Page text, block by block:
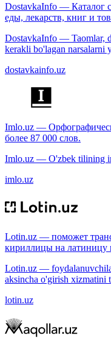
DostavkaInfo — Каталог
еды, лекарств, книг и
DostavkaInfo — Taomlar,
kerakli bo'lagan narsalarni
dostavkainfo.uz
Imlo.uz —
более 87 000 слов.
Imlo.uz — O'zbek tilining
imlo.uz
Lotin.uz — поможет
кириллицы на латиницу
Lotin.uz —
aksincha o'girish xizmatini
lotin.uz